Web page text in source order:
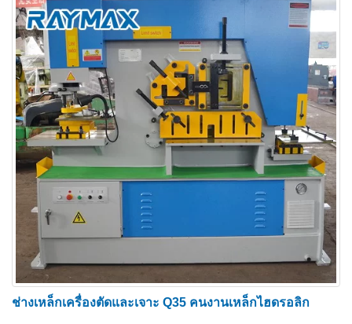
โต๊ะทำงานขนาดใหญ่ที่มีตาชั่งและตัวกั้นแบบปรับ
ได้เพื่อผลลัพธ์ที่ทำซ้ำได้
เครื่องมือเปลี่ยนด่วน
ระบบก้านหยุดสำหรับงานหนักสำหรับสถานีตัดซึ่ง
ช่วยลดของเสียและเพิ่มความแม่นยำ
การยศาสตร์—ความสูงและทัศนวิสัยในการ
ทำงานที่สะดวกสำหรับทุกสถานี ความสูงของงาน
เดียวยังให้ประโยชน์เพิ่มเติมเมื่อใช้โต๊ะป้อนลูก
กลิ้ง
ข้อดีของเครื่องช่างเหล็กไฮดรอลิก
● ประหยัดเวลาและพื้นที่
ช่างเหล็กเครื่องตัดและเจาะ Q35 คนงานเหล็กไฮดรอลิก